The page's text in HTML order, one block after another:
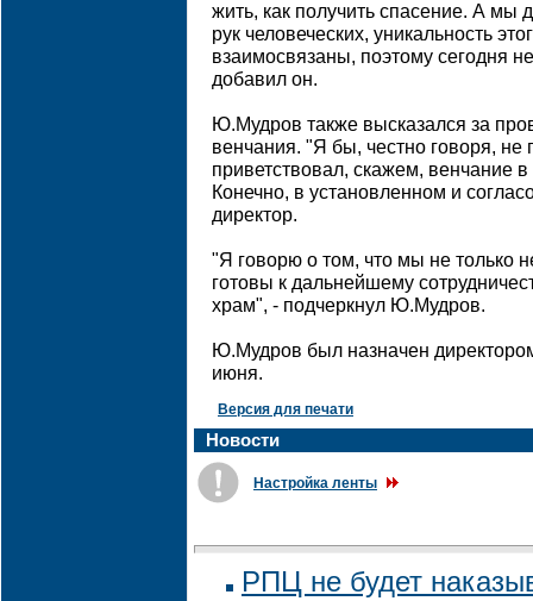
жить, как получить спасение. А мы
рук человеческих, уникальность
взаимосвязаны, поэтому сегодня
добавил он.
Ю.Мудров также высказался за
венчания. "Я бы, честно говоря, не
приветствовал, скажем, венчание
Конечно, в установленном и
директор.
"Я говорю о том, что мы не только
готовы к дальнейшему
храм", - подчеркнул Ю.Мудров.
Ю.Мудров был назначен
июня.
Версия для печати
Новости
Настройка ленты
РПЦ не будет